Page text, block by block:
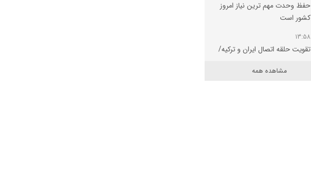
حفظ وحدت مهم‌ ترین نیاز امروز
کشور است
13:58
تقویت حلقه اتصال ایران و ترکیه/
مشاهده همه